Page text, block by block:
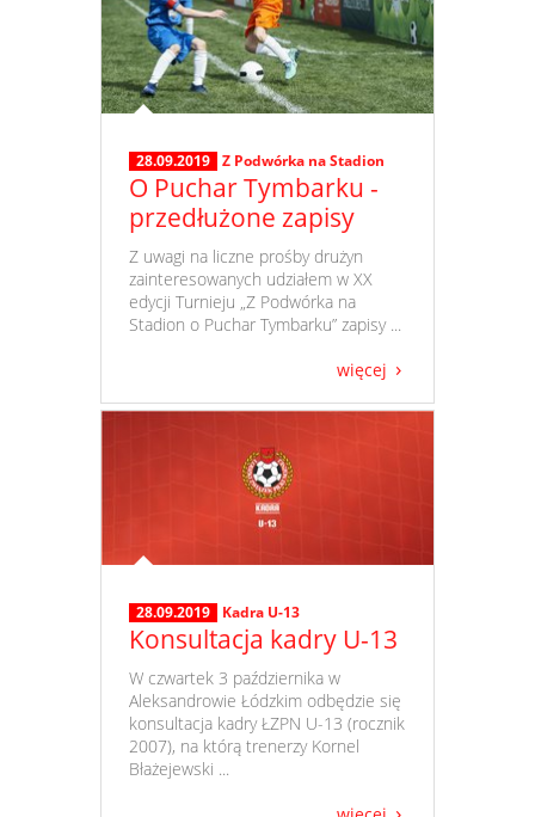
28.09.2019 Z Podwórka na Stadion
O Puchar Tymbarku -
przedłużone zapisy
​ Z uwagi na liczne prośby drużyn
zainteresowanych udziałem w XX
edycji Turnieju „Z Podwórka na
Stadion o Puchar Tymbarku” zapisy ...
więcej
28.09.2019 Kadra U-13
Konsultacja kadry U-13
​ W czwartek 3 października w
Aleksandrowie Łódzkim odbędzie się
konsultacja kadry ŁZPN U-13 (rocznik
2007), na którą trenerzy Kornel
Błażejewski ...